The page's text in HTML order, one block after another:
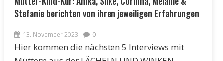
Stefanie berichten von ihren jeweiligen Erfahrungen
13. November 2023 0
Hier kommen die nächsten 5 Interviews mit